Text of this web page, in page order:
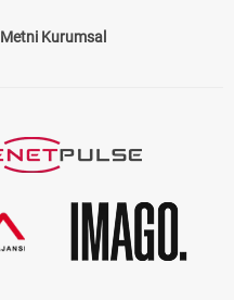
Gizlilik Politikası